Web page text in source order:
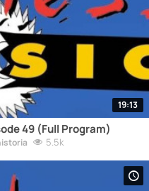
19:13
49 (Full Program)
5.5k